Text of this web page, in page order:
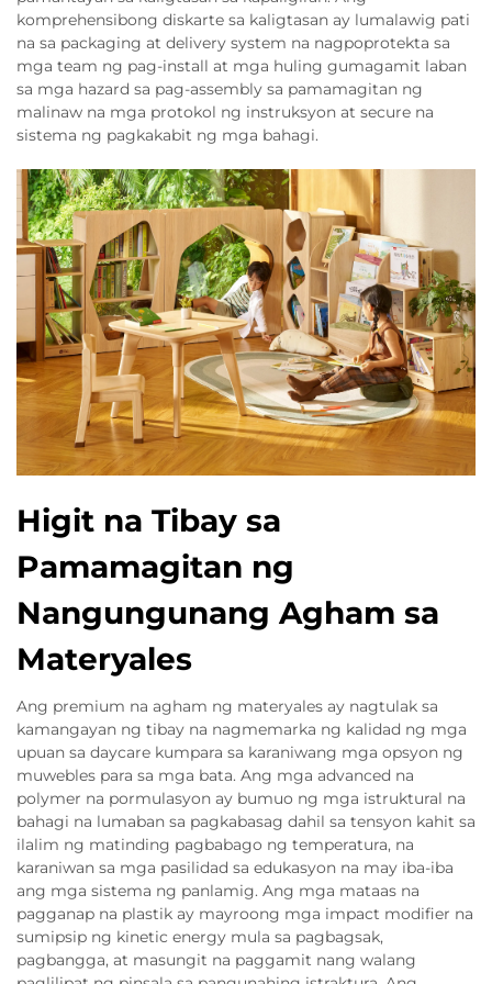
komprehensibong diskarte sa kaligtasan ay lumalawig pati
na sa packaging at delivery system na nagpoprotekta sa
mga team ng pag-install at mga huling gumagamit laban
sa mga hazard sa pag-assembly sa pamamagitan ng
malinaw na mga protokol ng instruksyon at secure na
sistema ng pagkakabit ng mga bahagi.
Higit na Tibay sa
Pamamagitan ng
Nangungunang Agham sa
Materyales
Ang premium na agham ng materyales ay nagtulak sa
kamangayan ng tibay na nagmemarka ng kalidad ng mga
upuan sa daycare kumpara sa karaniwang mga opsyon ng
muwebles para sa mga bata. Ang mga advanced na
polymer na pormulasyon ay bumuo ng mga istruktural na
bahagi na lumaban sa pagkabasag dahil sa tensyon kahit sa
ilalim ng matinding pagbabago ng temperatura, na
karaniwan sa mga pasilidad sa edukasyon na may iba-iba
ang mga sistema ng panlamig. Ang mga mataas na
pagganap na plastik ay mayroong mga impact modifier na
sumipsip ng kinetic energy mula sa pagbagsak,
pagbangga, at masungit na paggamit nang walang